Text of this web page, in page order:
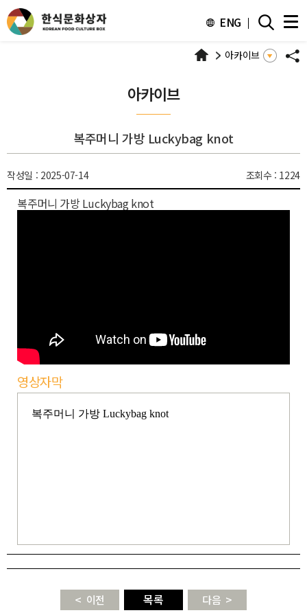
ENG
아카이브
아카이브
복주머니 가방 Luckybag knot
작성일 : 2025-07-14 조회수 : 1224
복주머니 가방 Luckybag knot
영상자막
이전 목록 다음